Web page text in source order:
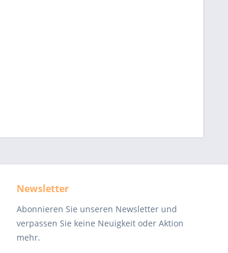
Newsletter
Abonnieren Sie unseren Newsletter und
verpassen Sie keine Neuigkeit oder Aktion
mehr.